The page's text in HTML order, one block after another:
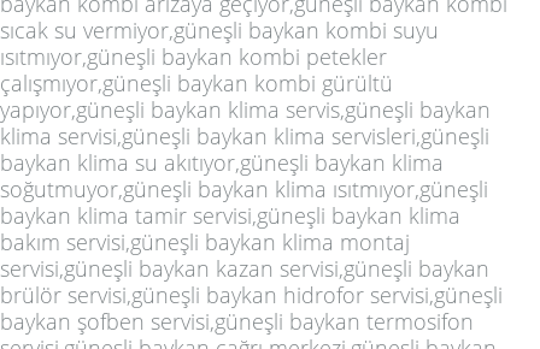
sıcak su vermiyor,güneşli baykan kombi suyu
ısıtmıyor,güneşli baykan kombi petekler
çalışmıyor,güneşli baykan kombi gürültü
yapıyor,güneşli baykan klima servis,güneşli baykan
klima servisi,güneşli baykan klima servisleri,güneşli
baykan klima su akıtıyor,güneşli baykan klima
soğutmuyor,güneşli baykan klima ısıtmıyor,güneşli
baykan klima tamir servisi,güneşli baykan klima
bakım servisi,güneşli baykan klima montaj
servisi,güneşli baykan kazan servisi,güneşli baykan
brülör servisi,güneşli baykan hidrofor servisi,güneşli
baykan şofben servisi,güneşli baykan termosifon